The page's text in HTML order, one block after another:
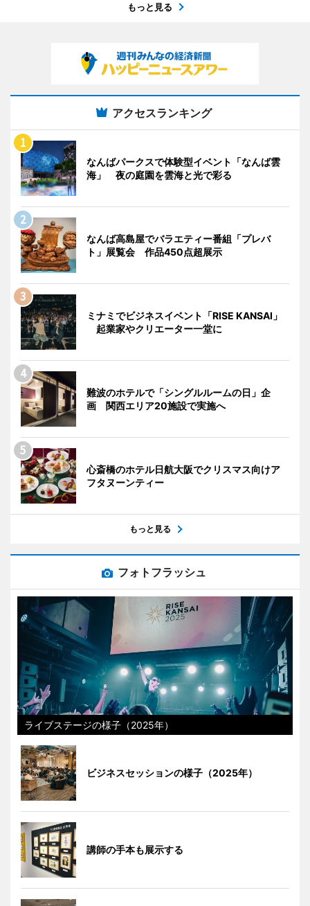
もっと見る
アクセスランキング
なんばパークスで体験型イベント「なんば雲
海」 夜の庭園を雲海と光で彩る
なんば高島屋でバラエティー番組「プレバ
ト」展覧会 作品450点超展示
ミナミでビジネスイベント「RISE KANSAI」
起業家やクリエーター一堂に
難波のホテルで「シングルルームの日」企
画 関西エリア20施設で実施へ
心斎橋のホテル日航大阪でクリスマス向けア
フタヌーンティー
もっと見る
フォトフラッシュ
ライブステージの様子（2025年）
ビジネスセッションの様子（2025年）
講師の手本も展示する